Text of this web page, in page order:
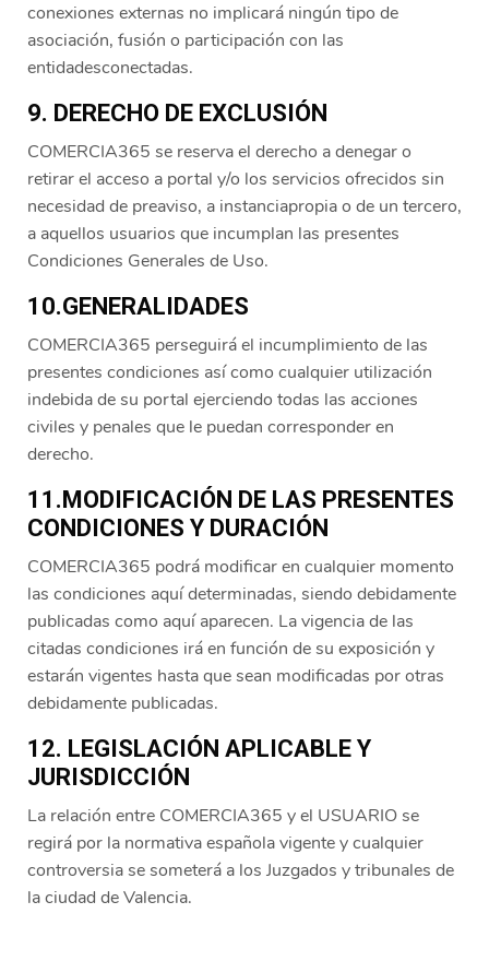
conexiones externas no implicará ningún tipo de
asociación, fusión o participación con las
entidadesconectadas.
9. DERECHO DE EXCLUSIÓN
COMERCIA365 se reserva el derecho a denegar o
retirar el acceso a portal y/o los servicios ofrecidos sin
necesidad de preaviso, a instanciapropia o de un tercero,
a aquellos usuarios que incumplan las presentes
Condiciones Generales de Uso.
10.GENERALIDADES
COMERCIA365 perseguirá el incumplimiento de las
presentes condiciones así como cualquier utilización
indebida de su portal ejerciendo todas las acciones
civiles y penales que le puedan corresponder en
derecho.
11.MODIFICACIÓN DE LAS PRESENTES
CONDICIONES Y DURACIÓN
COMERCIA365 podrá modificar en cualquier momento
las condiciones aquí determinadas, siendo debidamente
publicadas como aquí aparecen. La vigencia de las
citadas condiciones irá en función de su exposición y
estarán vigentes hasta que sean modificadas por otras
debidamente publicadas.
12. LEGISLACIÓN APLICABLE Y
JURISDICCIÓN
La relación entre COMERCIA365 y el USUARIO se
regirá por la normativa española vigente y cualquier
controversia se someterá a los Juzgados y tribunales de
la ciudad de Valencia.